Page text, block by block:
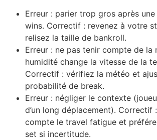
Erreur : parier trop gros après
wins. Correctif : revenez à votre
relisez la taille de bankroll.
Erreur : ne pas tenir compte de la
humidité change la vitesse de la
Correctif : vérifiez la météo et
probabilité de break.
Erreur : négliger le contexte
d’un long déplacement). Correctif
compte le travel fatigue et
set si incertitude.